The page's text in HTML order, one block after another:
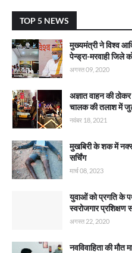
TOP 5 NEWS
मुख्यमंत्री ने विश्व
पेन्ड्रा-मरवाही जिले
अगस्त 09, 2020
अज्ञात वाहन की
चालक की तलाश में
नवंबर 18, 2021
मुखबिरी के शक में
सर्चिंग
मार्च 08, 2023
युवाओं को प्रगति के
स्वरोजगार प्रशिक्षण
अगस्त 22, 2020
नवविवाहिता की मौत